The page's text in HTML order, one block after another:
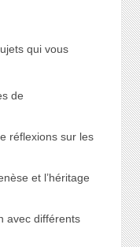
qui vous
de
réflexions sur les
et l’héritage
avec différents